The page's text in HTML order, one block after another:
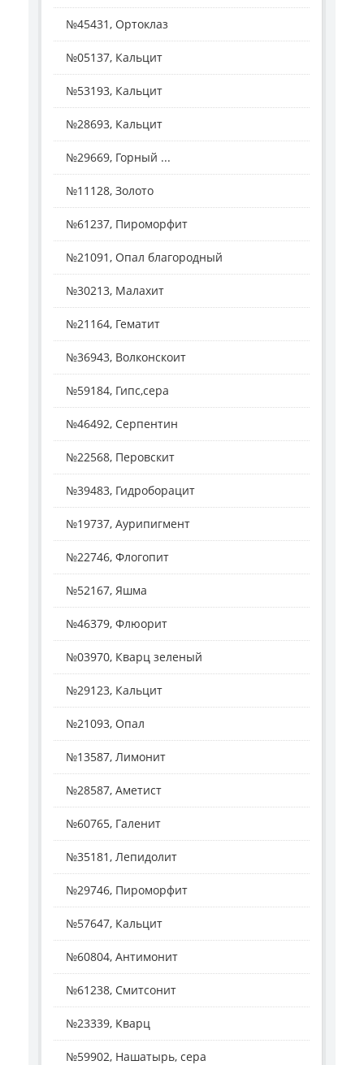
№45431, Ортоклаз
№05137, Кальцит
№53193, Кальцит
№28693, Кальцит
№29669, Горный ...
№11128, Золото
№61237, Пироморфит
№21091, Опал благородный
№30213, Малахит
№21164, Гематит
№36943, Волконскоит
№59184, Гипс,сера
№46492, Серпентин
№22568, Перовскит
№39483, Гидроборацит
№19737, Аурипигмент
№22746, Флогопит
№52167, Яшма
№46379, Флюорит
№03970, Кварц зеленый
№29123, Кальцит
№21093, Опал
№13587, Лимонит
№28587, Аметист
№60765, Галенит
№35181, Лепидолит
№29746, Пироморфит
№57647, Кальцит
№60804, Антимонит
№61238, Смитсонит
№23339, Кварц
№59902, Нашатырь, сера